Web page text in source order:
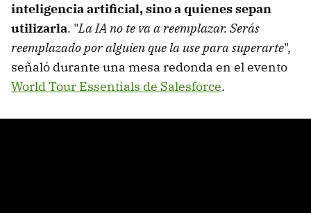
inteligencia artificial, sino a quienes sepan
utilizarla. "La IA no te va a reemplazar. Serás
reemplazado por alguien que la use para superarte",
señaló durante una mesa redonda en el evento
World Tour Essentials de Salesforce.